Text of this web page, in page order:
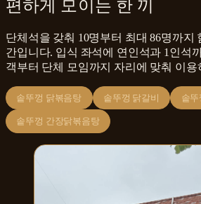
편하게 모이는 한 끼
단체석을 갖춰 10명부터 최대 86명까지
간입니다. 입식 좌석에 연인석과 1인석
객부터 단체 모임까지 자리에 맞춰 이용
솥뚜껑 닭볶음탕 솥뚜껑 닭갈비 솥
솥뚜껑 간장닭볶음탕